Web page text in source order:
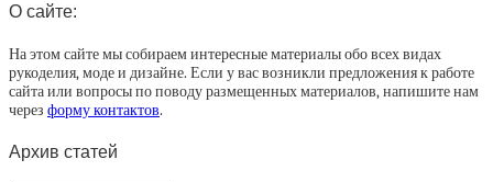
О сайте:
На этом сайте мы собираем интересные материалы обо всех видах
рукоделия, моде и дизайне. Если у вас возникли предложения к работе
сайта или вопросы по поводу размещенных материалов, напишите нам
через форму контактов.
Архив статей